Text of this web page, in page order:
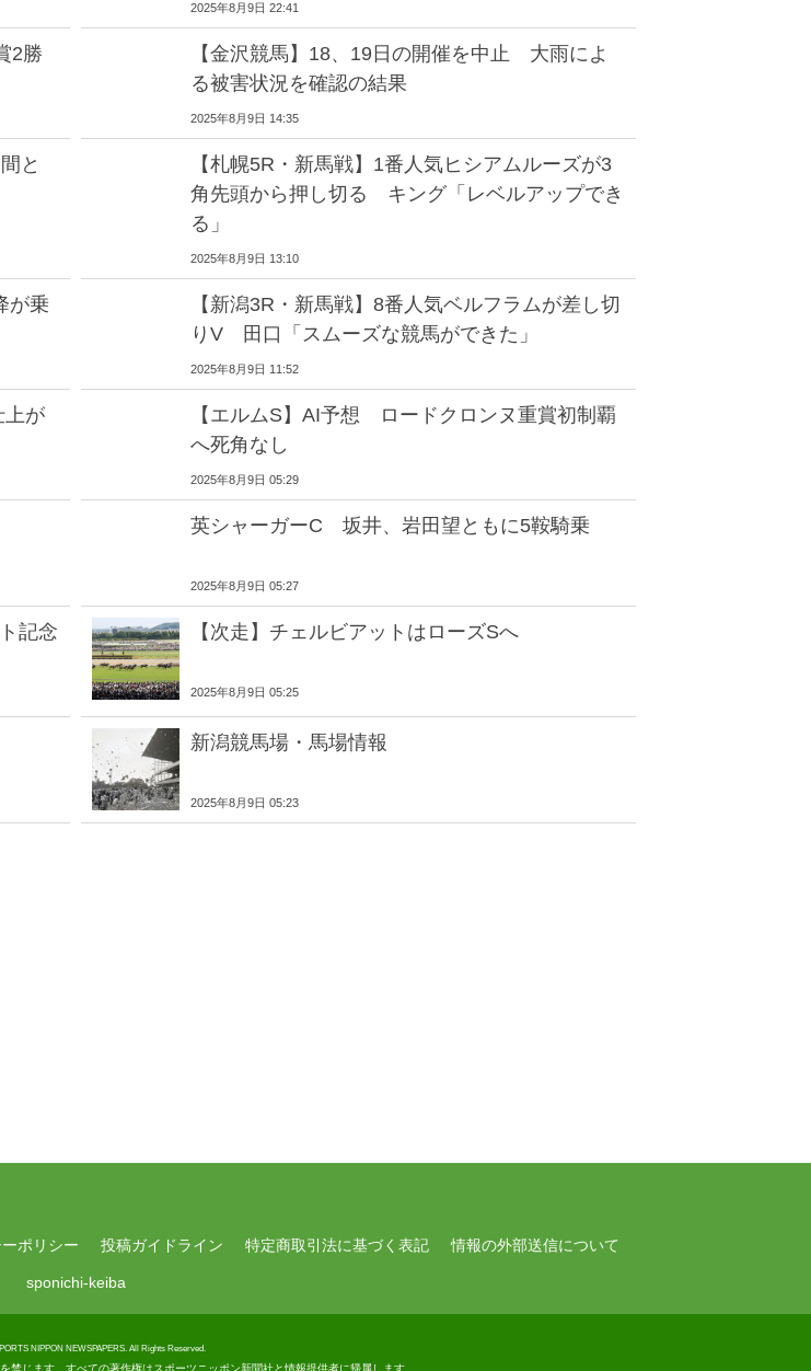
2025年8月9日 22:41
2勝
【金沢競馬】18、19日の開催を中止 大雨によ
る被害状況を確認の結果
2025年8月9日 14:35
と
【札幌5R・新馬戦】1番人気ヒシアムルーズが3
角先頭から押し切る キング「レベルアップでき
る」
2025年8月9日 13:10
が乗
【新潟3R・新馬戦】8番人気ベルフラムが差し切
りV 田口「スムーズな競馬ができた」
2025年8月9日 11:52
上が
【エルムS】AI予想 ロードクロンヌ重賞初制覇
へ死角なし
2025年8月9日 05:29
英シャーガーC 坂井、岩田望ともに5鞍騎乗
2025年8月9日 05:27
記念
【次走】チェルビアットはローズSへ
2025年8月9日 05:25
新潟競馬場・馬場情報
2025年8月9日 05:23
ポリシー 投稿ガイドライン 特定商取引法に基づく表記 情報の外部送信について
sponichi-keiba
NIPPON NEWSPAPERS.All Rights Reserved.
禁じます。 すべての著作権はスポーツニッポン新聞社と情報提供者に帰属します。